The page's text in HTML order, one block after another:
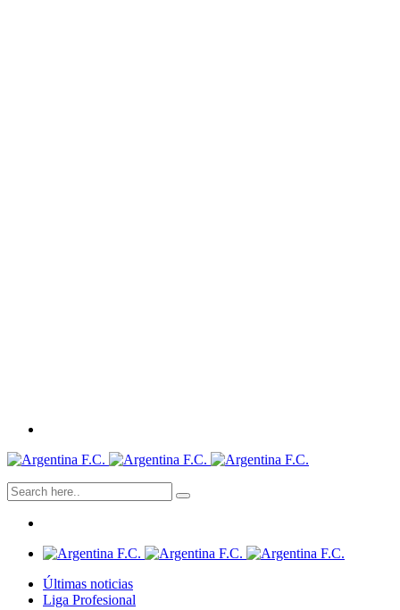
Últimas noticias
Liga Profesional